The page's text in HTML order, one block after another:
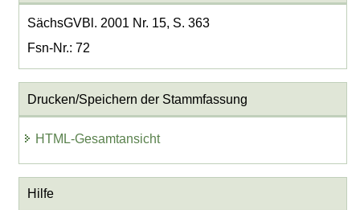
SächsGVBl. 2001 Nr. 15, S. 363
Fsn-Nr.: 72
Drucken/Speichern der Stammfassung
HTML-Gesamtansicht
Hilfe